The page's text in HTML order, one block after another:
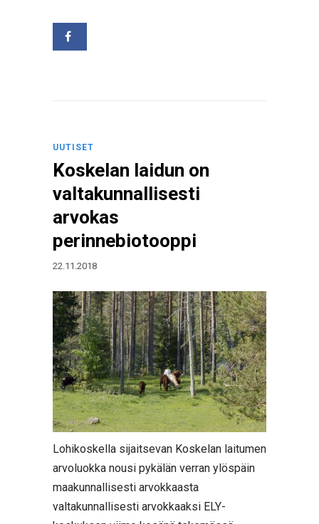
UUTISET
Koskelan laidun on
valtakunnallisesti
arvokas
perinnebiotooppi
22.11.2018
Lohikoskella sijaitsevan Koskelan laitumen
arvoluokka nousi pykälän verran ylöspäin
maakunnallisesti arvokkaasta
valtakunnallisesti arvokkaaksi ELY-